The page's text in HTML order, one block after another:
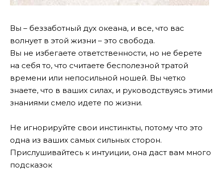
Вы – беззаботный дух океана, и все, что вас
волнует в этой жизни – это свобода.
Вы не избегаете ответственности, но не берете
на себя то, что считаете бесполезной тратой
времени или непосильной ношей. Вы четко
знаете, что в ваших силах, и руководствуясь этими
знаниями смело идете по жизни.
Не игнорируйте свои инстинкты, потому что это
одна из ваших самых сильных сторон.
Прислушивайтесь к интуиции, она даст вам много
подсказок